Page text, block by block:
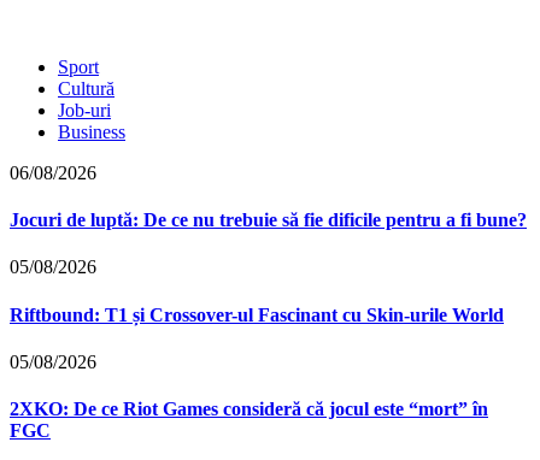
Sport
Cultură
Job-uri
Business
06/08/2026
Jocuri de luptă: De ce nu trebuie să fie dificile pentru a fi bune?
05/08/2026
Riftbound: T1 și Crossover-ul Fascinant cu Skin-urile World
05/08/2026
2XKO: De ce Riot Games consideră că jocul este “mort” în
FGC